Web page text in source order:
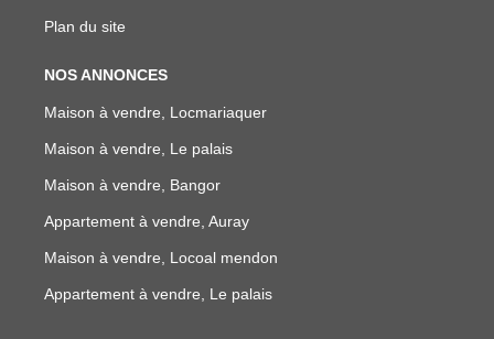
Plan du site
NOS ANNONCES
Maison à vendre, Locmariaquer
Maison à vendre, Le palais
Maison à vendre, Bangor
Appartement à vendre, Auray
Maison à vendre, Locoal mendon
Appartement à vendre, Le palais